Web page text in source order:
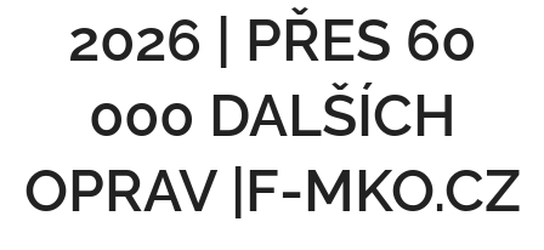
2026 | PŘES 60
000 DALŠÍCH
OPRAV |F-MKO.CZ